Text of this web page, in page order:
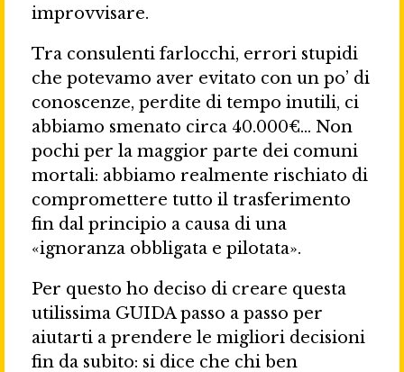
improvvisare.
Tra consulenti farlocchi, errori stupidi
che potevamo aver evitato con un po’ di
conoscenze, perdite di tempo inutili, ci
abbiamo smenato circa 40.000€… Non
pochi per la maggior parte dei comuni
mortali: abbiamo realmente rischiato di
compromettere tutto il trasferimento
fin dal principio a causa di una
«ignoranza obbligata e pilotata».
Per questo ho deciso di creare questa
utilissima GUIDA passo a passo per
aiutarti a prendere le migliori decisioni
fin da subito: si dice che chi ben